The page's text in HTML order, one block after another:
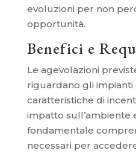
evoluzioni per non
opportunità.
Benefici e
Le agevolazioni
riguardano gli
caratteristiche di
impatto sull’ambiente
fondamentale
necessari per